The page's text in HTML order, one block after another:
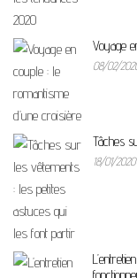
Voyage
08/02/
Tâches
18/01/2020